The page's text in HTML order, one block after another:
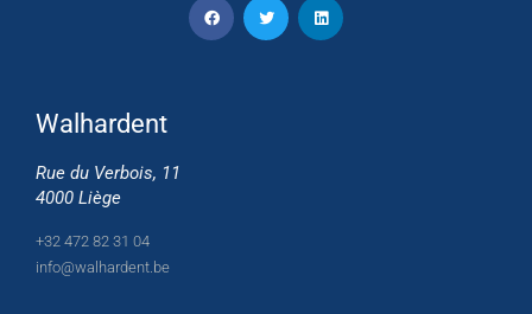
Walhardent
Rue du Verbois, 11
4000 Liège
+32 472 82 31 04
info@walhardent.be